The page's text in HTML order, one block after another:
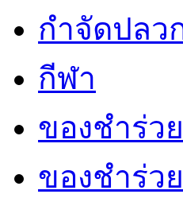
กำจัดปลว
กีฬา
ของชำร่วย
ของชำร่ว